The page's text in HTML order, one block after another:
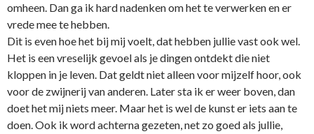
omheen. Dan ga ik hard nadenken om het te verwerken en er
vrede mee te hebben.
Dit is even hoe het bij mij voelt, dat hebben jullie vast ook wel.
Het is een vreselijk gevoel als je dingen o­ntdekt die niet
kloppen in je leven. Dat geldt niet alleen voor mijzelf hoor, ook
voor de zwijnerij van anderen. Later sta ik er weer boven, dan
doet het mij niets meer. Maar het is wel de kunst er iets aan te
doen. Ook ik word achterna gezeten, net zo goed als jullie,